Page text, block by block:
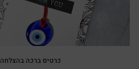
כרטיס ברכה בהצלחה